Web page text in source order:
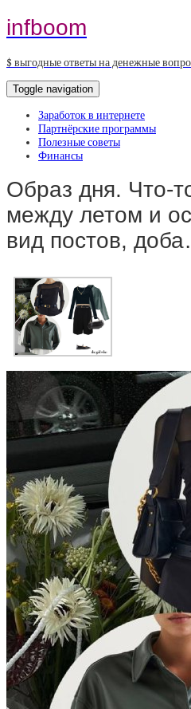
infboom
$ выгодные ответы на денежные
Toggle navigation
Заработок в интернете
Партнёрские программы
Полезные советы
Финансы
Образ дня. Что-
между летом и
вид постов,